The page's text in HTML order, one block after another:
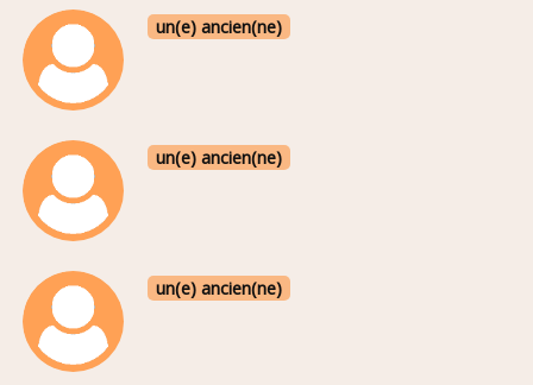
un(e) ancien(ne)
un(e) ancien(ne)
un(e) ancien(ne)